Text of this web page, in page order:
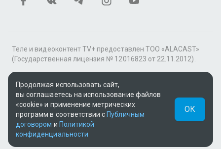
Теле и видеоконтент TV+ предоставлен ТОО «ALACAST»
(Государственная лицензия № 12016823 от 22.11.2012).
В рамках услуги «Видео по подписке» для «Пакета
фильмов и сериалов tv+» контент предоставляется
онлайн-кинотеатром MEGOGO.
Поддержка: tvplus@telecom.kz
v3.9.15 | SSR
UUID: b5f3da0e-0cb9-4321-992f-47b67edf4f2b
Продолжая использовать сайт,
вы соглашаетесь на использование файлов
«cookie» и применение метрических
программ в соответствии с Публичным
договором и Политикой
конфиденциальности
ОК